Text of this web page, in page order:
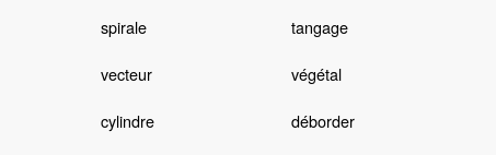
spirale tangage
vecteur végétal
cylindre déborder